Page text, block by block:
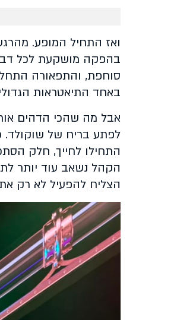
ואז התחיל המופע.
בהפקה מושקעת לכל דבר.
סוחפת, והתפאורה
באחד התיאטראות
אבל מה שהכי הדהים
לפתע בריח של שוקולד.
התחילו לחייך, חלק
הקהל נשאב עוד יותר
הצליח להפעיל לא רק את